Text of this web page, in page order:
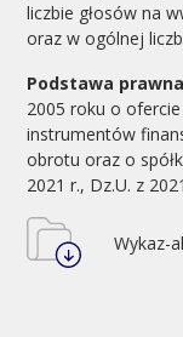
liczbie głosów na
oraz w ogólnej
Podstawa prawna
2005 roku o
instrumentów
obrotu oraz o
2021 r., Dz.U. z
Wykaz-